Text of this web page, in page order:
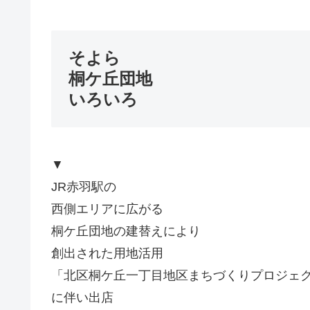
そよら
桐ケ丘団地
いろいろ
▼
JR赤羽駅の
西側エリアに広がる
桐ケ丘団地の建替えにより
創出された用地活用
「北区桐ケ丘一丁目地区まちづくりプロジェ
に伴い出店